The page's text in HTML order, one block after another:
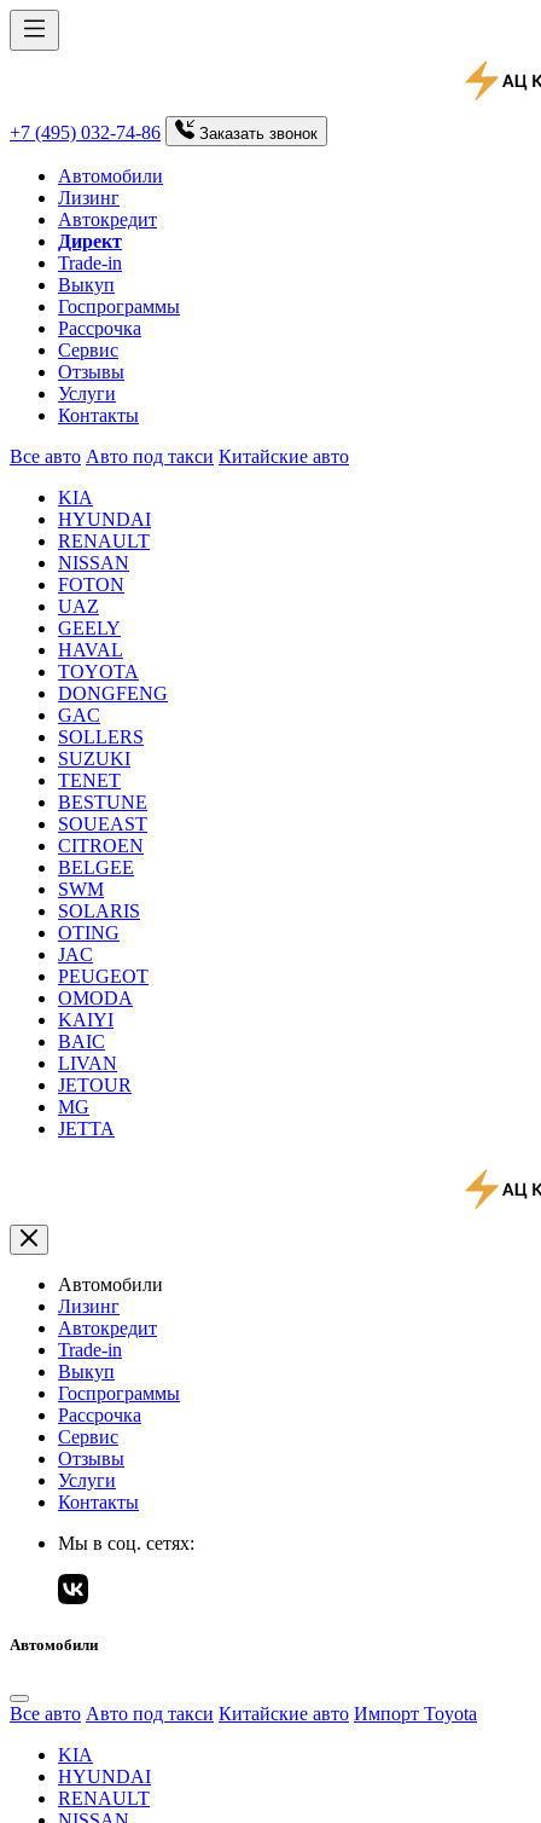
+7 (495) 032-74-86 Заказать звонок
Автомобили
Лизинг
Автокредит
Директ
Trade-in
Выкуп
Госпрограммы
Рассрочка
Сервис
Отзывы
Услуги
Контакты
Все авто Авто под такси Китайские авто
KIA
HYUNDAI
RENAULT
NISSAN
FOTON
UAZ
GEELY
HAVAL
TOYOTA
DONGFENG
GAC
SOLLERS
SUZUKI
TENET
BESTUNE
SOUEAST
CITROEN
BELGEE
SWM
SOLARIS
OTING
JAC
PEUGEOT
OMODA
KAIYI
BAIC
LIVAN
JETOUR
MG
JETTA
Автомобили
Лизинг
Автокредит
Trade-in
Выкуп
Госпрограммы
Рассрочка
Сервис
Отзывы
Услуги
Контакты
Мы в соц. сетях:
Автомобили
Все авто Авто под такси Китайские авто Импорт Toyota
KIA
HYUNDAI
RENAULT